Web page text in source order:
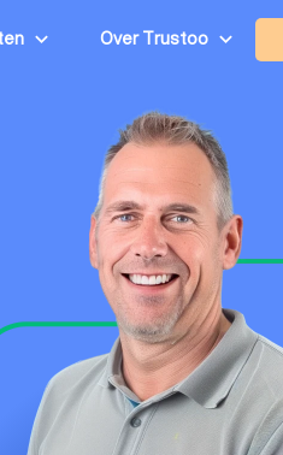
Over Trustoo